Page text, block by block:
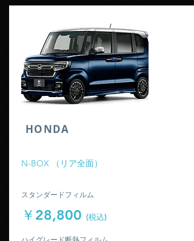
​HONDA
​N-BOX （リア全面）
​スタンダードフィルム
￥28,800 (税込)